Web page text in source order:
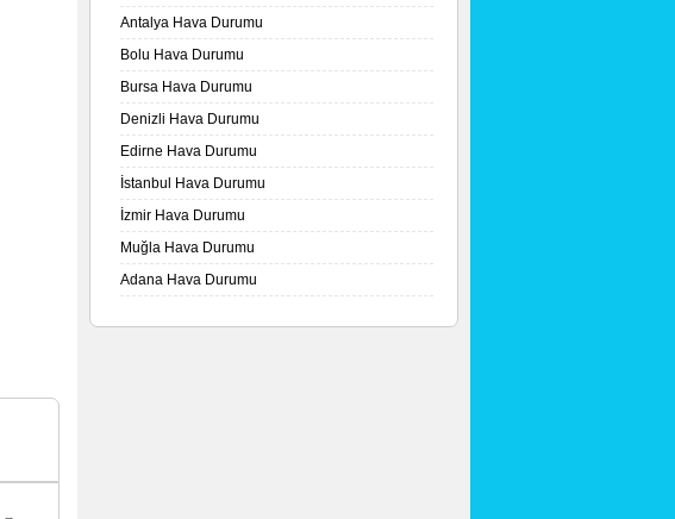
Antalya Hava Durumu
Bolu Hava Durumu
Bursa Hava Durumu
Denizli Hava Durumu
Edirne Hava Durumu
İstanbul Hava Durumu
İzmir Hava Durumu
Muğla Hava Durumu
Adana Hava Durumu